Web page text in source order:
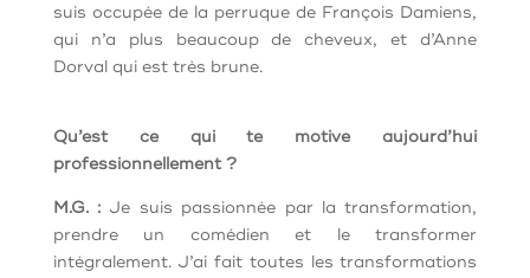
suis occupée de la perruque de François Damiens,
qui n’a plus beaucoup de cheveux, et d’Anne
Dorval qui est très brune.
Qu’est ce qui te motive aujourd’hui
professionnellement ?
M.G. : Je suis passionnée par la transformation,
prendre un comédien et le transformer
intégralement. J’ai fait toutes les transformations